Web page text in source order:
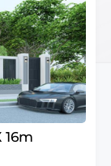
16m